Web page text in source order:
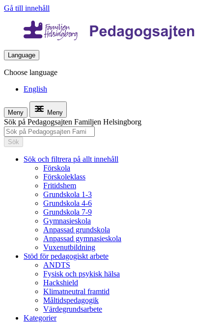
Gå till innehåll
Language
Choose language
English
Meny Meny
Sök på Pedagogsajten Familjen Helsingborg
Sök
Sök och filtrera på allt innehåll
Förskola
Förskoleklass
Fritidshem
Grundskola 1-3
Grundskola 4-6
Grundskola 7-9
Gymnasieskola
Anpassad grundskola
Anpassad gymnasieskola
Vuxenutbildning
Stöd för pedagogiskt arbete
ANDTS
Fysisk och psykisk hälsa
Hackshield
Klimatneutral framtid
Måltidspedagogik
Värdegrundsarbete
Kategorier